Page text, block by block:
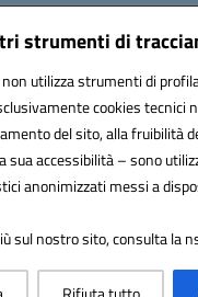
strumenti di
utilizza strumenti di
cookies tecnici
del sito, alla fruibilità
sua accessibilità – sono
anonimizzati messi a
sul nostro sito, consulta la
Email:
FGPS210002
(CUF): UF7W9K
& Powered by 3D
& Design by